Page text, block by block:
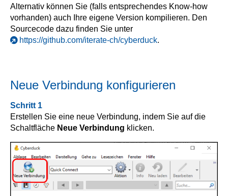
Alternativ können Sie (falls entsprechendes Know-how
vorhanden) auch Ihre eigene Version kompilieren. Den
Sourcecode dazu finden Sie unter
https://github.com/iterate-ch/cyberduck.
Neue Verbindung konfigurieren
Schritt 1
Erstellen Sie eine neue Verbindung, indem Sie auf die
Schaltfläche Neue Verbindung klicken.